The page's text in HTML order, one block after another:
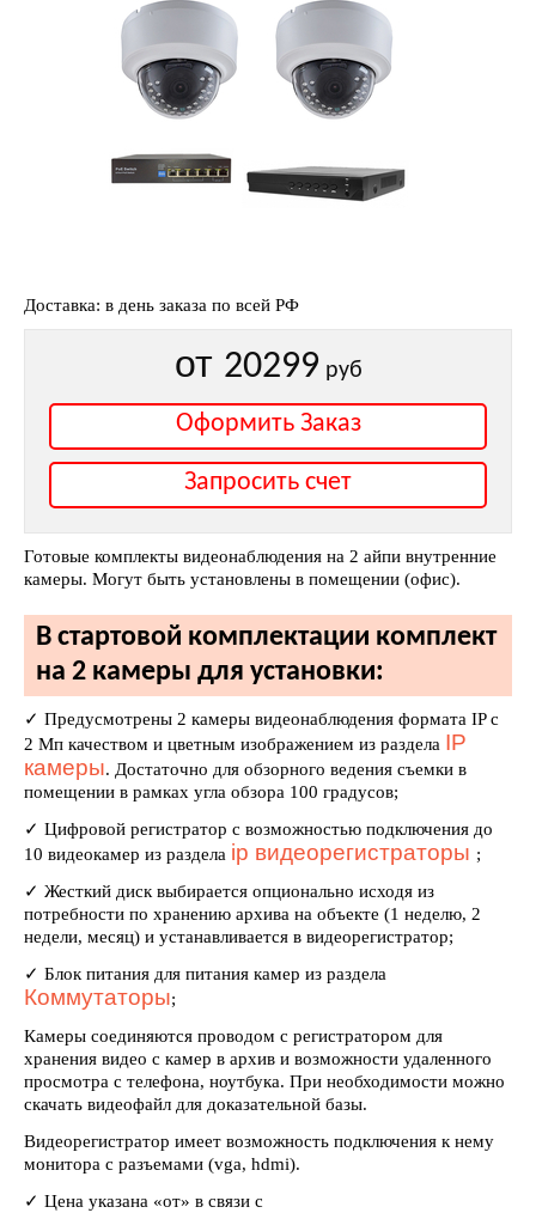
Доставка: в день заказа по всей РФ
от 20299 руб
Оформить Заказ
Запросить счет
Готовые комплекты видеонаблюдения на 2 айпи внутренние
камеры. Могут быть установлены в помещении (офис).
В стартовой комплектации комплект
на 2 камеры для установки:
✓ Предусмотрены 2 камеры видеонаблюдения формата IP c
2 Мп качеством и цветным изображением из раздела IP
камеры. Достаточно для обзорного ведения съемки в
помещении в рамках угла обзора 100 градусов;
✓ Цифровой регистратор с возможностью подключения до
10 видеокамер из раздела ip видеорегистраторы ;
✓ Жесткий диск выбирается опционально исходя из
потребности по хранению архива на объекте (1 неделю, 2
недели, месяц) и устанавливается в видеорегистратор;
✓ Блок питания для питания камер из раздела
Коммутаторы;
Камеры соединяются проводом с регистратором для
хранения видео с камер в архив и возможности удаленного
просмотра с телефона, ноутбука. При необходимости можно
скачать видеофайл для доказательной базы.
Видеорегистратор имеет возможность подключения к нему
монитора с разъемами (vga, hdmi).
✓ Цена указана «от» в связи с